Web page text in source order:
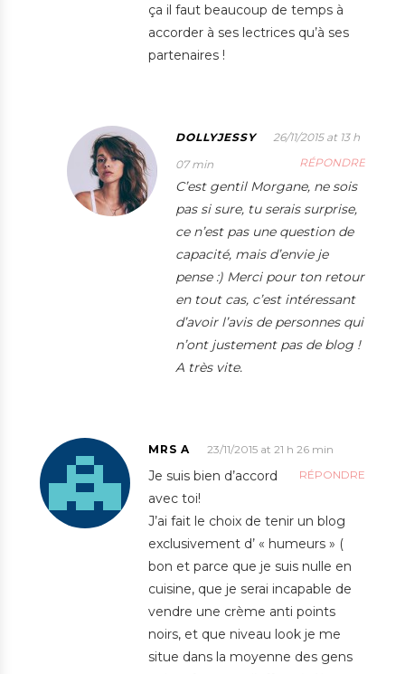
ça il faut beaucoup de temps à
accorder à ses lectrices qu’à ses
partenaires !
DOLLYJESSY
26/11/2015 at 13 h
07 min
RÉPONDRE
C’est gentil Morgane, ne sois
pas si sure, tu serais surprise,
ce n’est pas une question de
capacité, mais d’envie je
pense :) Merci pour ton retour
en tout cas, c’est intéressant
d’avoir l’avis de personnes qui
n’ont justement pas de blog !
A très vite.
MRS A
23/11/2015 at 21 h 26 min
RÉPONDRE
Je suis bien d’accord
avec toi!
J’ai fait le choix de tenir un blog
exclusivement d’ « humeurs » (
bon et parce que je suis nulle en
cuisine, que je serai incapable de
vendre une crème anti points
noirs, et que niveau look je me
situe dans la moyenne des gens